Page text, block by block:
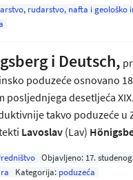
, rudarstvo, nafta i geološko
i Deutsch,
poduzeće osnovano
posljednjega desetljeća
takvo poduzeće u
Lavoslav (Lav)
Objavljeno: 17.
Kategorija: poduzeća